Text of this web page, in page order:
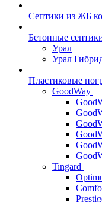
Септики из ЖБ
Бетонные
Урал
Урал
Пластиковые
GoodWay
Tingard